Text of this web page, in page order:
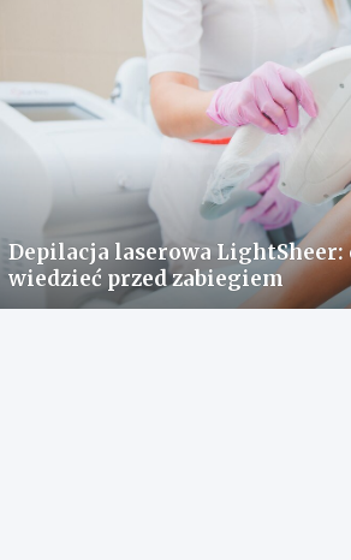
Depilacja laserowa LightSheer:
wiedzieć przed zabiegiem